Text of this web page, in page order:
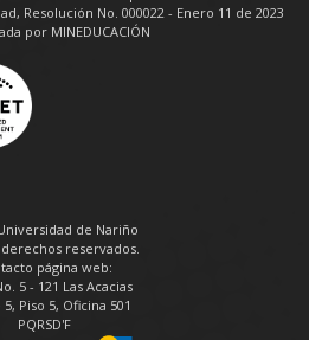
Resolución No. 000022 - Enero 11 de 2023
por MINEDUCACIÓN
de Nariño
reservados.
página web:
5 - 121 Las Acacias
Piso 5, Oficina 501
PQRSD'F